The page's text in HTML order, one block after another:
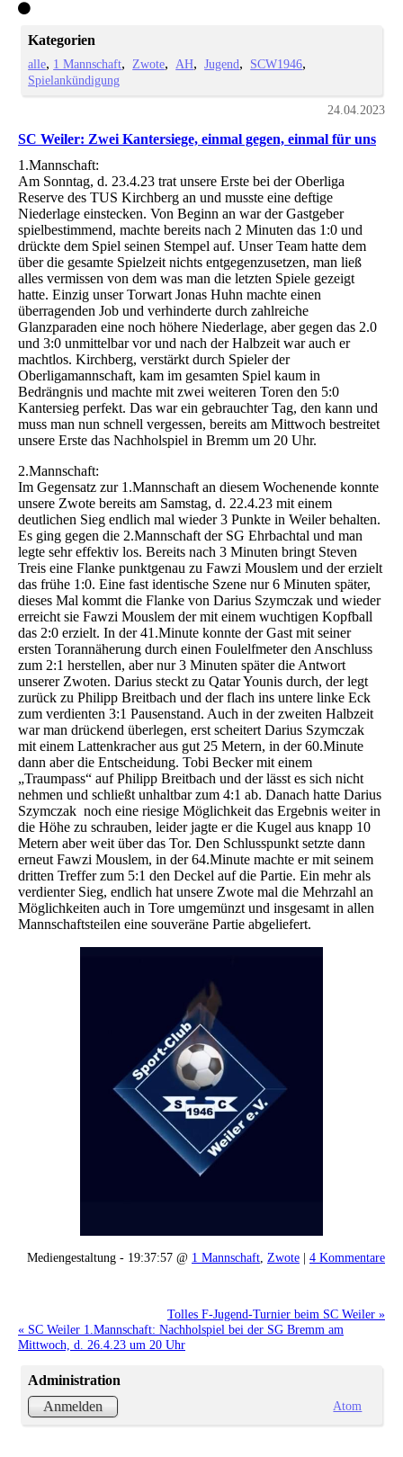
Kategorien
alle 1 Mannschaft Zwote AH Jugend
SCW1946
Spielankündigung
24.04.2023
SC Weiler: Zwei Kantersiege, einmal gegen, einmal für uns
1.Mannschaft:
Am Sonntag, d. 23.4.23 trat unsere Erste bei der Oberliga
Reserve des TUS Kirchberg an und musste eine deftige
Niederlage einstecken. Von Beginn an war der Gastgeber
spielbestimmend, machte bereits nach 2 Minuten das 1:0 und
drückte dem Spiel seinen Stempel auf. Unser Team hatte dem
über die gesamte Spielzeit nichts entgegenzusetzen, man ließ
alles vermissen von dem was man die letzten Spiele gezeigt
hatte. Einzig unser Torwart Jonas Huhn machte einen
überragenden Job und verhinderte durch zahlreiche
Glanzparaden eine noch höhere Niederlage, aber gegen das 2.0
und 3:0 unmittelbar vor und nach der Halbzeit war auch er
machtlos. Kirchberg, verstärkt durch Spieler der
Oberligamannschaft, kam im gesamten Spiel kaum in
Bedrängnis und machte mit zwei weiteren Toren den 5:0
Kantersieg perfekt. Das war ein gebrauchter Tag, den kann und
muss man nun schnell vergessen, bereits am Mittwoch bestreitet
unsere Erste das Nachholspiel in Bremm um 20 Uhr.
2.Mannschaft:
Im Gegensatz zur 1.Mannschaft an diesem Wochenende konnte
unsere Zwote bereits am Samstag, d. 22.4.23 mit einem
deutlichen Sieg endlich mal wieder 3 Punkte in Weiler behalten.
Es ging gegen die 2.Mannschaft der SG Ehrbachtal und man
legte sehr effektiv los. Bereits nach 3 Minuten bringt Steven
Treis eine Flanke punktgenau zu Fawzi Mouslem und der erzielt
das frühe 1:0. Eine fast identische Szene nur 6 Minuten später,
dieses Mal kommt die Flanke von Darius Szymczak und wieder
erreicht sie Fawzi Mouslem der mit einem wuchtigen Kopfball
das 2:0 erzielt. In der 41.Minute konnte der Gast mit seiner
ersten Torannäherung durch einen Foulelfmeter den Anschluss
zum 2:1 herstellen, aber nur 3 Minuten später die Antwort
unserer Zwoten. Darius steckt zu Qatar Younis durch, der legt
zurück zu Philipp Breitbach und der flach ins untere linke Eck
zum verdienten 3:1 Pausenstand. Auch in der zweiten Halbzeit
war man drückend überlegen, erst scheitert Darius Szymczak
mit einem Lattenkracher aus gut 25 Metern, in der 60.Minute
dann aber die Entscheidung. Tobi Becker mit einem
„Traumpass“ auf Philipp Breitbach und der lässt es sich nicht
nehmen und schließt unhaltbar zum 4:1 ab. Danach hatte Darius
Szymczak noch eine riesige Möglichkeit das Ergebnis weiter in
die Höhe zu schrauben, leider jagte er die Kugel aus knapp 10
Metern aber weit über das Tor. Den Schlusspunkt setzte dann
erneut Fawzi Mouslem, in der 64.Minute machte er mit seinem
dritten Treffer zum 5:1 den Deckel auf die Partie. Ein mehr als
verdienter Sieg, endlich hat unsere Zwote mal die Mehrzahl an
Möglichkeiten auch in Tore umgemünzt und insgesamt in allen
Mannschaftsteilen eine souveräne Partie abgeliefert.
Mediengestaltung - 19:37:57 @ 1 Mannschaft Zwote | 4 Kommentare
Tolles F-Jugend-Turnier beim SC Weiler »
« SC Weiler 1.Mannschaft: Nachholspiel bei der SG Bremm am
Mittwoch, d. 26.4.23 um 20 Uhr
Administration
Anmelden
Atom